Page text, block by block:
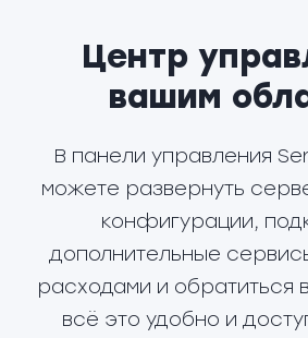
Центр
вашим
В панели управления
можете развернуть
конфигурации,
дополнительные
расходами и обратиться
всё это удобно и